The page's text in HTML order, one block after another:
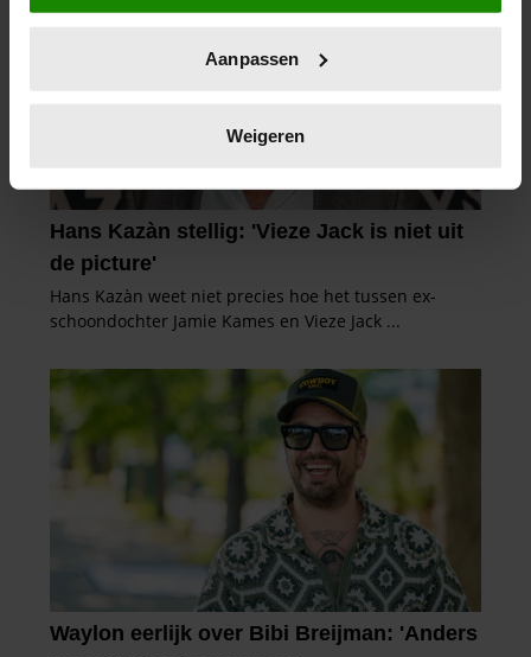
locatie, die tot een paar meter nauwkeurig kan zijn
scannen op specifieke eigenschappen (fingerprinting)
verwerkt en stel uw voorkeuren in het
intrekken in de Cookieverklaring.
We gebruiken cookies om content en advertenties te
personaliseren, om functies voor social media te bieden
en om ons websiteverkeer te analyseren. Ook delen we
informatie over uw gebruik van onze site met onze
partners kunnen deze gegevens combineren met andere
informatie die u aan ze heeft verstrekt of die ze hebben
verzameld op basis van uw gebruik van hun services. U
gaat akkoord met onze cookies als u onze website blijft
Aanpassen
Weigeren